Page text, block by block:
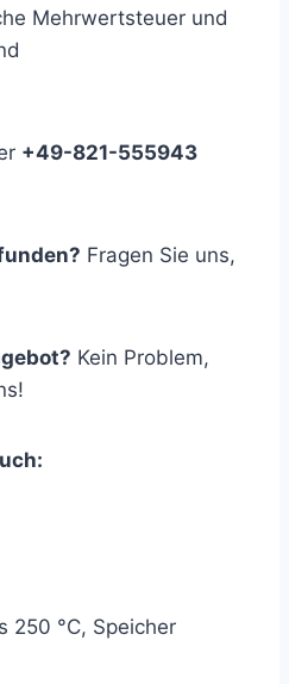
Mehrwertsteuer und
+49-821-555943
Fragen Sie uns,
Kein Problem,
250 °C, Speicher